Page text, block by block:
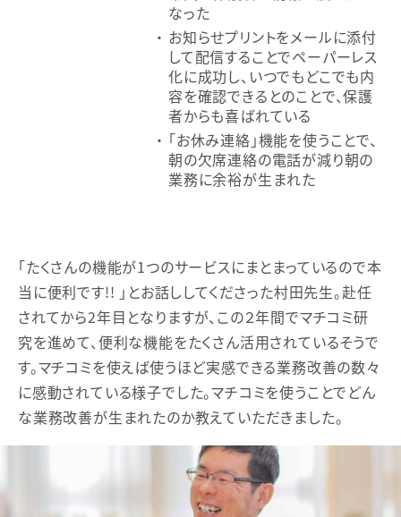
なった
お知らせプリントをメールに添付
して配信することでペーパーレス
化に成功し、いつでもどこでも内
容を確認できるとのことで、保護
者からも喜ばれている
「お休み連絡」機能を使うことで、
朝の欠席連絡の電話が減り朝の
業務に余裕が生まれた
「たくさんの機能が1つのサービスにまとまっているので本
当に便利です!! 」とお話ししてくださった村田先生。赴任
されてから2年目となりますが、この２年間でマチコミ研
究を進めて、便利な機能をたくさん活用されているそうで
す。マチコミを使えば使うほど実感できる業務改善の数々
に感動されている様子でした。マチコミを使うことでどん
な業務改善が生まれたのか教えていただきました。